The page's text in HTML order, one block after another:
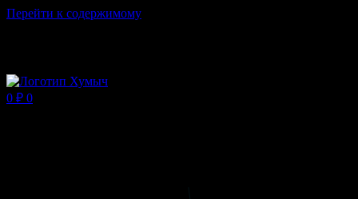
Перейти к содержимому
0 ₽ 0